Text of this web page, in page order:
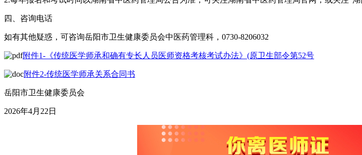
四、咨询电话
如有其他疑惑，可咨询岳阳市卫生健康委员会中医药管理科，0730-8206032
附件1-《传统医学师承和确有专长人员医师资格考核考试办法》(原卫生部令第52号
附件2-传统医学师承关系合同书
岳阳市卫生健康委员会
2026年4月22日